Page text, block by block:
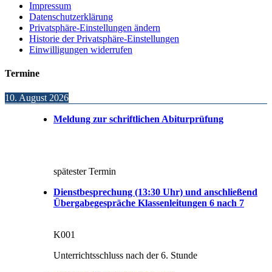
Impressum
Datenschutzerklärung
Privatsphäre-Einstellungen ändern
Historie der Privatsphäre-Einstellungen
Einwilligungen widerrufen
Termine
10. August 2026
Meldung zur schriftlichen Abiturprüfung
spätester Termin
Dienstbesprechung (13:30 Uhr) und anschließend
Übergabegespräche Klassenleitungen 6 nach 7
K001
Unterrichtsschluss nach der 6. Stunde